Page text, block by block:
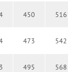
450 516
473 542
495 568